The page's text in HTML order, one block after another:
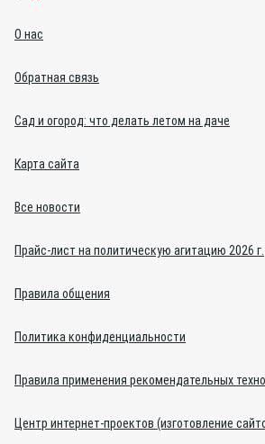
О нас
Обратная связь
Сад и огород: что делать летом на даче
Карта сайта
Все новости
Прайс-лист на политическую агитацию 2026 г.
Правила общения
Политика конфиденциальности
Правила применения рекомендательных
Центр интернет-проектов (изготовление